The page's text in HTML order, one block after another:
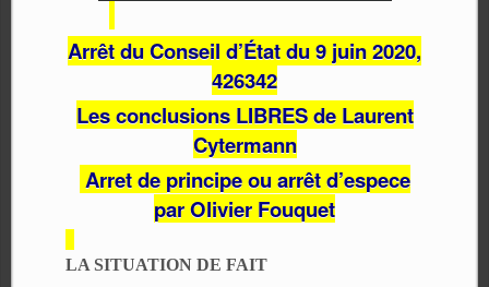
Arrêt du Conseil d’État du 9 juin 2020,
426342
Les conclusions LIBRES de Laurent
Cytermann
Arret de principe ou arrêt d’espece
par Olivier Fouquet
LA SITUATION DE FAIT